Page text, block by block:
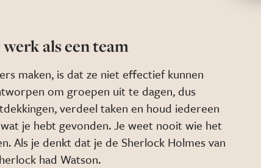
als een team
maken, is dat ze niet effectief kunnen
om groepen uit te dagen, dus
verdeel taken en houd iedereen
je hebt gevonden. Je weet nooit wie het
Als je denkt dat je de Sherlock Holmes van
had Watson.